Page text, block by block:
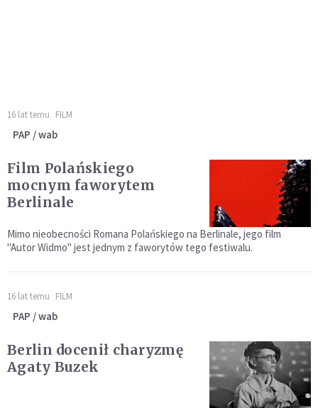
16 lat temu FILM
PAP / wab
Film Polańskiego
mocnym faworytem
Berlinale
Mimo nieobecności Romana Polańskiego na Berlinale, jego film
"Autor Widmo" jest jednym z faworytów tego festiwalu.
16 lat temu FILM
PAP / wab
Berlin docenił charyzmę
Agaty Buzek